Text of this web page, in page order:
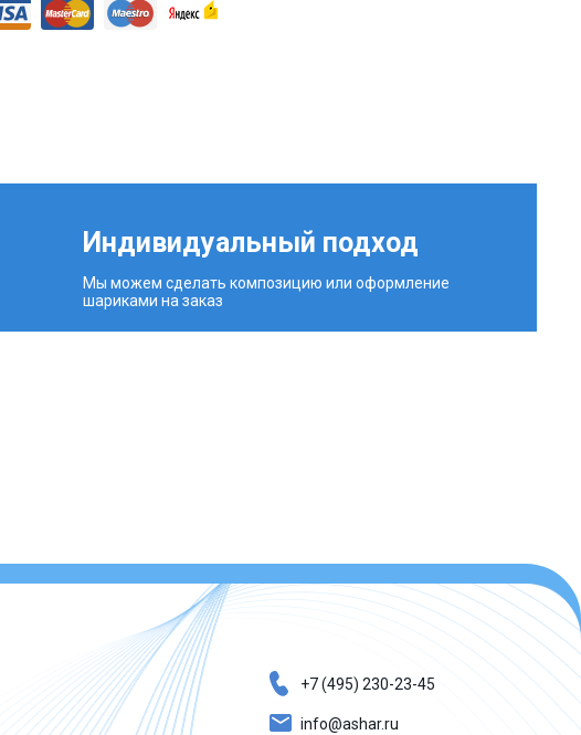
Индивидуальный подход
Мы можем сделать композицию или оформление
шариками на заказ
+7 (495) 230-23-45
info@ashar.ru